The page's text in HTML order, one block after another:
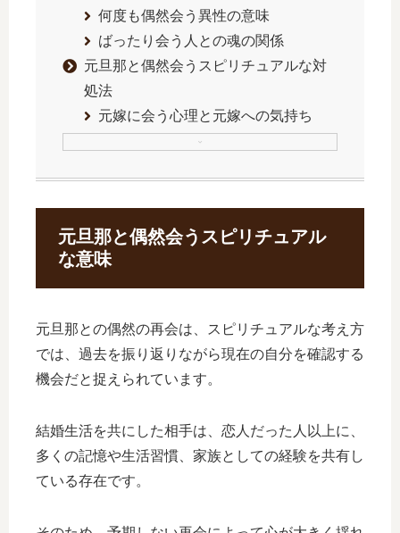
何度も偶然会う異性の意味
ばったり会う人との魂の関係
元旦那と偶然会うスピリチュアルな対
処法
元嫁に会う心理と元嫁への気持ち
元旦那と偶然会うスピリチュアル
な意味
元旦那との偶然の再会は、スピリチュアルな考え方
では、過去を振り返りながら現在の自分を確認する
機会だと捉えられています。
結婚生活を共にした相手は、恋人だった人以上に、
多くの記憶や生活習慣、家族としての経験を共有し
ている存在です。